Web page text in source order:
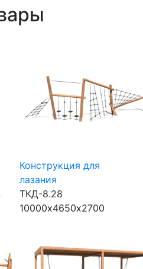
Конструкция для
лазания
ТКД-8.28
10000х4650х2700